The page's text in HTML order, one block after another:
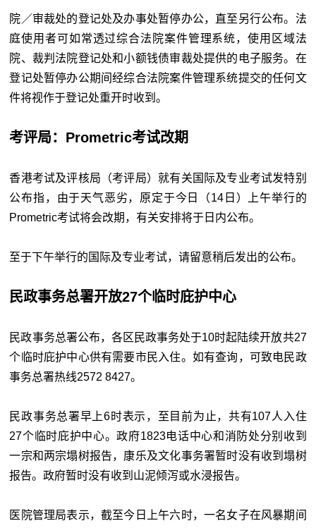
院／审裁处的登记处及办事处暂停办公，直至另行公布。法
庭使用者可如常透过综合法院案件管理系统，使用区域法
院、裁判法院登记处和小额钱债审裁处提供的电子服务。在
登记处暂停办公期间经综合法院案件管理系统提交的任何文
件将视作于登记处重开时收到。
考评局：Prometric考试改期
香港考试及评核局（考评局）就有关国际及专业考试发特别
公布指，由于天气恶劣，原定于今日（14日）上午举行的
Prometric考试将会改期，有关安排将于日内公布。
至于下午举行的国际及专业考试，请留意稍后发出的公布。
民政事务总署开放27个临时庇护中心
民政事务总署公布，各区民政事务处于10时起陆续开放共27
个临时庇护中心供有需要市民入住。如有查询，可致电民政
事务总署热线2572 8427。
民政事务总署早上6时表示，至目前为止，共有107人入住
27个临时庇护中心。政府1823电话中心和消防处分别收到
一宗和两宗塌树报告，康乐及文化事务署暂时没有收到塌树
报告。政府暂时没有收到山泥倾泻或水浸报告。
医院管理局表示，截至今日上午六时，一名女子在风暴期间